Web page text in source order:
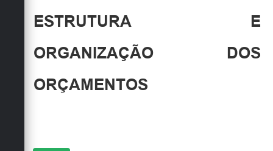
ESTRUTURA E
ORGANIZAÇÃO DOS
ORÇAMENTOS